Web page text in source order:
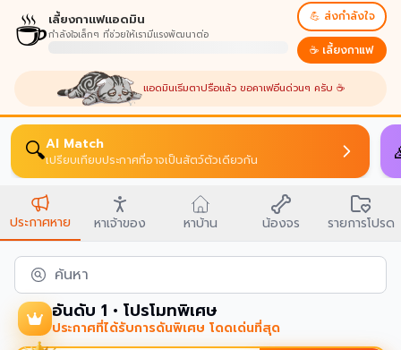
☕เลี้ยงกาแฟแอดมิน
กำลังใจเล็กๆ ที่ช่วยให้เรามีแรงพัฒนาต่อ
💪 ส่งกำลังใจ
☕ เลี้ยงกาแฟ
แอดมินเริ่มตาปรือแล้ว ขอคาเฟอีนด่วนๆ ครับ ☕
🔍AI Match
เปรียบเทียบประกาศที่อาจเป็นสัตว์ตัวเดียวกัน
ประกาศหาย หาเจ้าของ หาบ้าน น้องจร รายการโปรด
ค้นหา
อันดับ 1 • โปรโมทพิเศษ
ประกาศที่ได้รับการดันพิเศษ โดดเด่นที่สุด